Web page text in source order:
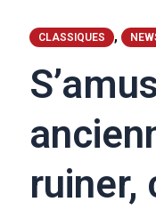
CLASSIQUES ,
ruiner,